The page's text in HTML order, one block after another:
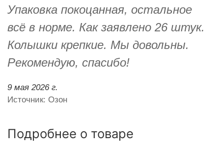
Упаковка покоцанная, остальное
всё в норме. Как заявлено 26 штук.
Колышки крепкие. Мы довольны.
Рекомендую, спасибо!
9 мая 2026 г.
Источник: Озон
Подробнее о товаре